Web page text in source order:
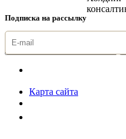
Подписка на рассылку
Карта сайта